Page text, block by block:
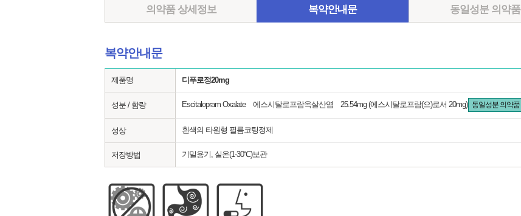
의약품 상세정보 복약안내문 동일성분 의약품
복약안내문
제품명 디푸로정20mg
성분 / 함량 동일성분 의약품
Escitalopram Oxalate 에스시탈로프람옥살산염 25.54mg (에스시탈로프람(으)로서 20mg)
성상 흰색의 타원형 필름코팅정제
저장방법 기밀용기, 실온(1-30℃)보관